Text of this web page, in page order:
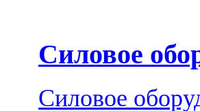
Силовое
Силовое